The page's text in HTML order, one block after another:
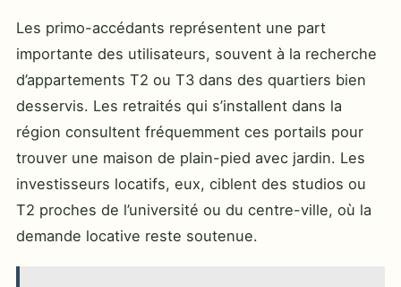
Les primo-accédants représentent une part
importante des utilisateurs, souvent à la recherche
d’appartements T2 ou T3 dans des quartiers bien
desservis. Les retraités qui s’installent dans la
région consultent fréquemment ces portails pour
trouver une maison de plain-pied avec jardin. Les
investisseurs locatifs, eux, ciblent des studios ou
T2 proches de l’université ou du centre-ville, où la
demande locative reste soutenue.